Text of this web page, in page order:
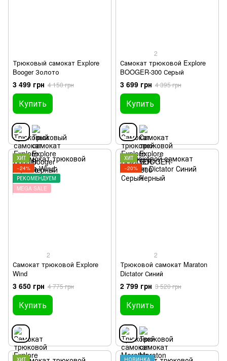
Трюковый самокат Explore
Booger Золото
3 499 грн 4 150 грн
Купить
2
Самокат трюковой Explore
BOOGER-300 Серый
3 699 грн 4 395 грн
Купить
ХИТ
−24%
РЕКОМЕНДУЕМ
MEGA SALE
2
Самокат трюковой Explore
Wind
3 650 грн 4 775 грн
Купить
ХИТ
−20%
2
Трюковой самокат Maraton
Dictator Синий
2 799 грн 3 520 грн
Купить